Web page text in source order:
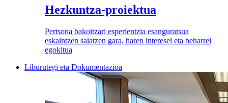
Hezkuntza-proiektua
Pertsona bakoitzari esperientzia esanguratsua
eskaintzen saiatzen gara, haren interesei eta beharrei
egokitua
Liburutegi eta Dokumentazioa